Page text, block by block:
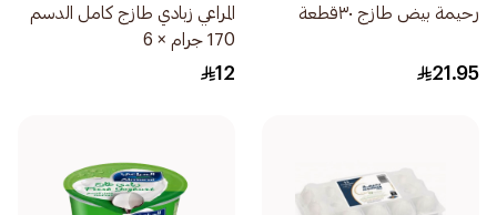
رحيمة بيض طازج ٣٠قطعة
21.95
المراعي زبادي طازج كامل الدسم
170 جرام × 6
12